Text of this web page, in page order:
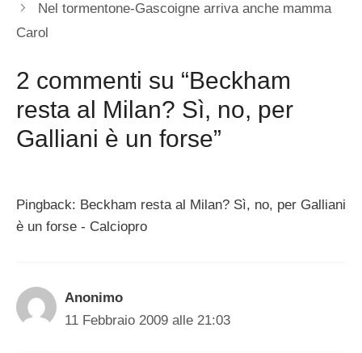
Nel tormentone-Gascoigne arriva anche mamma
Carol
2 commenti su “Beckham
resta al Milan? Sì, no, per
Galliani è un forse”
Pingback: Beckham resta al Milan? Sì, no, per Galliani
è un forse - Calciopro
Anonimo
11 Febbraio 2009 alle 21:03